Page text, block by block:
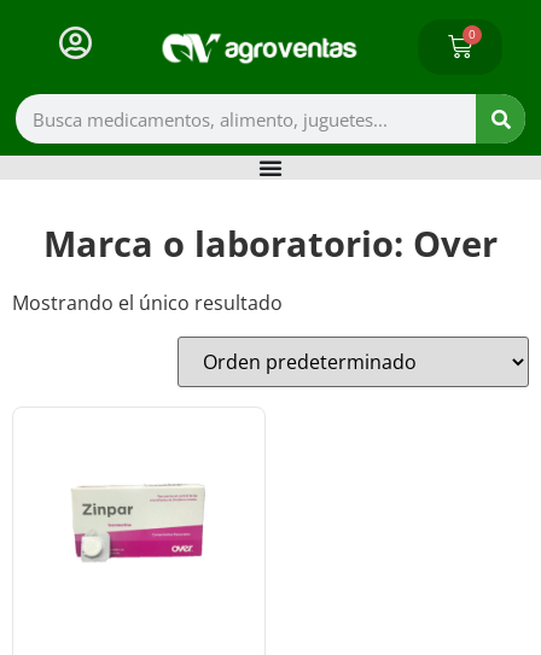
0
Marca o laboratorio: Over
Mostrando el único resultado